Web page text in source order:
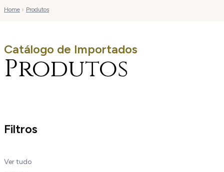
Home Produtos
Catálogo de Importados
Produtos
Filtros
Ver tudo